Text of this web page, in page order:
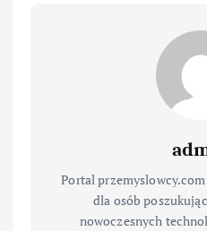
Portal
dla osób
nowoczesnych